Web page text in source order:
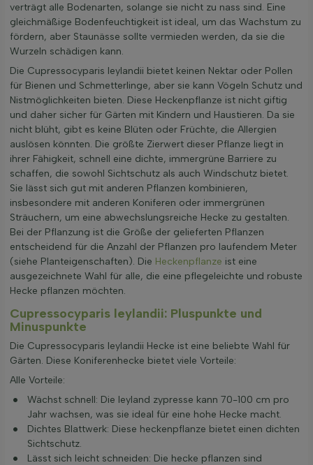
verträgt alle Bodenarten, solange sie nicht zu nass sind. Eine
gleichmäßige Bodenfeuchtigkeit ist ideal, um das Wachstum zu
fördern, aber Staunässe sollte vermieden werden, da sie die
Wurzeln schädigen kann.
Die Cupressocyparis leylandii bietet keinen Nektar oder Pollen
für Bienen und Schmetterlinge, aber sie kann Vögeln Schutz und
Nistmöglichkeiten bieten. Diese Heckenpflanze ist nicht giftig
und daher sicher für Gärten mit Kindern und Haustieren. Da sie
nicht blüht, gibt es keine Blüten oder Früchte, die Allergien
auslösen könnten. Die größte Zierwert dieser Pflanze liegt in
ihrer Fähigkeit, schnell eine dichte, immergrüne Barriere zu
schaffen, die sowohl Sichtschutz als auch Windschutz bietet.
Sie lässt sich gut mit anderen Pflanzen kombinieren,
insbesondere mit anderen Koniferen oder immergrünen
Sträuchern, um eine abwechslungsreiche Hecke zu gestalten.
Bei der Pflanzung ist die Größe der gelieferten Pflanzen
entscheidend für die Anzahl der Pflanzen pro laufendem Meter
(siehe Planteigenschaften). Die Heckenpflanze ist eine
ausgezeichnete Wahl für alle, die eine pflegeleichte und robuste
Hecke pflanzen möchten.
Cupressocyparis leylandii: Pluspunkte und
Minuspunkte
Die Cupressocyparis leylandii Hecke ist eine beliebte Wahl für
Gärten. Diese Koniferenhecke bietet viele Vorteile:
Alle Vorteile:
Wächst schnell: Die leyland zypresse kann 70-100 cm pro
Jahr wachsen, was sie ideal für eine hohe Hecke macht.
Dichtes Blattwerk: Diese heckenpflanze bietet einen dichten
Sichtschutz.
Lässt sich leicht schneiden: Die hecke pflanzen sind